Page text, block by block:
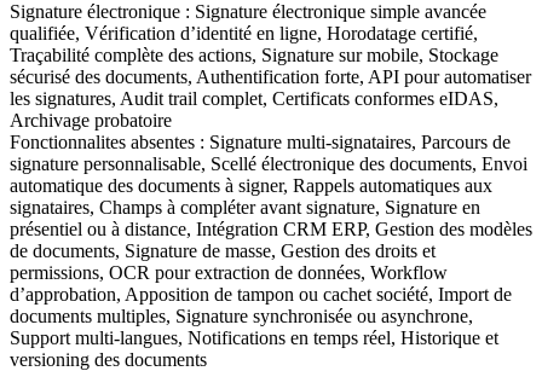
Signature électronique : Signature électronique simple avancée
qualifiée, Vérification d’identité en ligne, Horodatage certifié,
Traçabilité complète des actions, Signature sur mobile, Stockage
sécurisé des documents, Authentification forte, API pour automatiser
les signatures, Audit trail complet, Certificats conformes eIDAS,
Archivage probatoire
Fonctionnalites absentes : Signature multi-signataires, Parcours de
signature personnalisable, Scellé électronique des documents, Envoi
automatique des documents à signer, Rappels automatiques aux
signataires, Champs à compléter avant signature, Signature en
présentiel ou à distance, Intégration CRM ERP, Gestion des modèles
de documents, Signature de masse, Gestion des droits et
permissions, OCR pour extraction de données, Workflow
d’approbation, Apposition de tampon ou cachet société, Import de
documents multiples, Signature synchronisée ou asynchrone,
Support multi-langues, Notifications en temps réel, Historique et
versioning des documents